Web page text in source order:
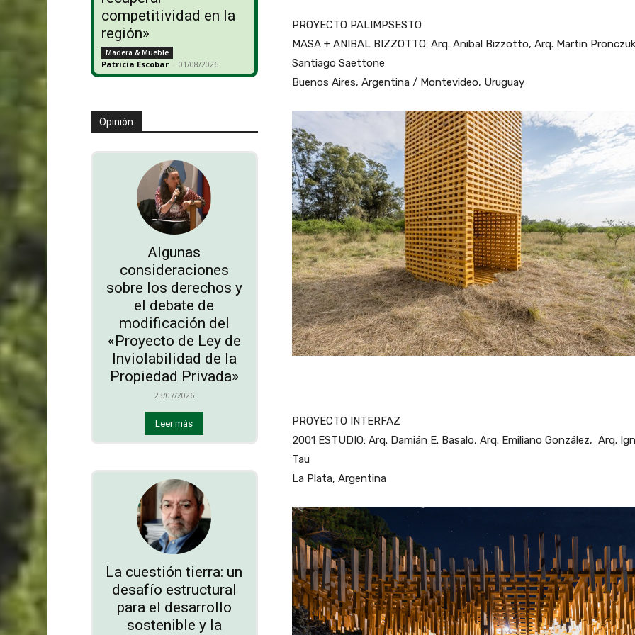
competitividad en la
región»
Madera & Mueble
Patricia Escobar - 01/08/2026
Opinión
Algunas
consideraciones
sobre los derechos y
el debate de
modificación del
«Proyecto de Ley de
Inviolabilidad de la
Propiedad Privada»
23/07/2026
Leer más
La cuestión tierra: un
desafío estructural
para el desarrollo
sostenible y la
PROYECTO PALIMPSESTO
MASA + ANIBAL BIZZOTTO: Arq. Anibal Bizzotto, Arq. Martin
Santiago Saettone
Buenos Aires, Argentina / Montevideo, Uruguay
PROYECTO INTERFAZ
2001 ESTUDIO: Arq. Damián E. Basalo, Arq. Emiliano González, Arq.
Tau
La Plata, Argentina